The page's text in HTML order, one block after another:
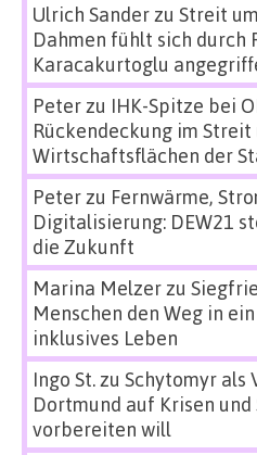
Ulrich Sanderzu Streit
Dahmen fühlt sich durch
Karacakurtoglu
Peterzu IHK-Spitze bei
Rückendeckung im Streit
Wirtschaftsflächen der
Peterzu Fernwärme,
Digitalisierung: DEW21
die Zukunft
Marina Melzerzu
Menschen den Weg in
inklusives Leben
Ingo St.zu Schytomyr als
Dortmund auf Krisen und
vorbereiten will